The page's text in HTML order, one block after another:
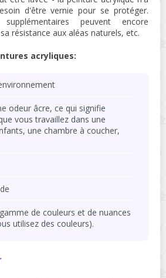
d'être vernie pour se protéger.
peuvent encore
résistance aux aléas naturels, etc.
acryliques:
odeur âcre, ce qui signifie
vous travaillez dans une
une chambre à coucher,
de couleurs et de nuances
utilisez des couleurs).